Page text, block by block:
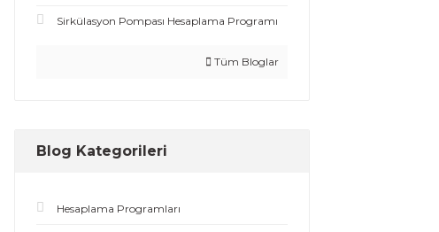
Sirkülasyon Pompası Hesaplama Programı
Tüm Bloglar
Blog Kategorileri
Hesaplama Programları